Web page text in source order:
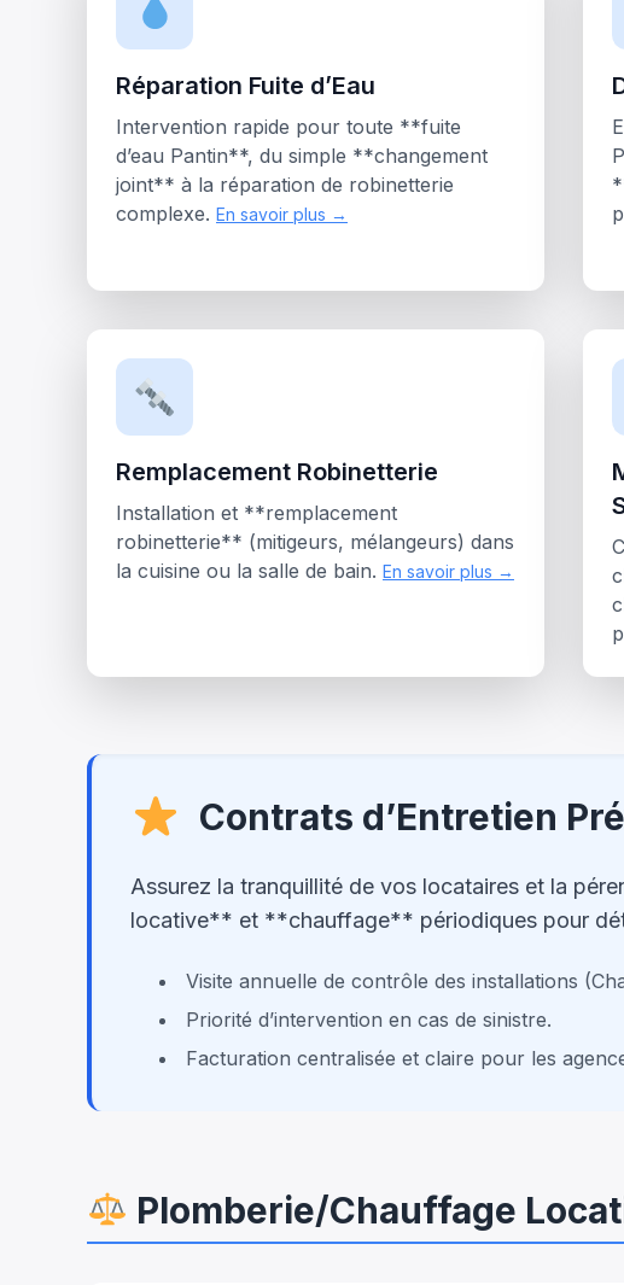
Réparation Fuite d’Eau
Intervention rapide pour toute **fuite
d’eau Pantin**, du simple **changement
joint** à la réparation de robinetterie
complexe. En savoir plus →
Remplacement Robinetterie
Installation et **remplacement
robinetterie** (mitigeurs, mélangeurs) dans
la cuisine ou la salle de bain. En savoir plus →
Contrats d’Entretien
Assurez la tranquillité de vos locataires et la
locative** et **chauffage** périodiques pour
Visite annuelle de contrôle des installations
Priorité d’intervention en cas de sinistre.
Facturation centralisée et claire pour les
Plomberie/Chauffage